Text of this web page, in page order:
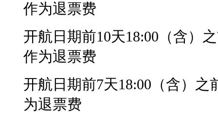
作为退票费
开航日期前10天18:00（含）
作为退票费
开航日期前7天18:00（含）
为退票费